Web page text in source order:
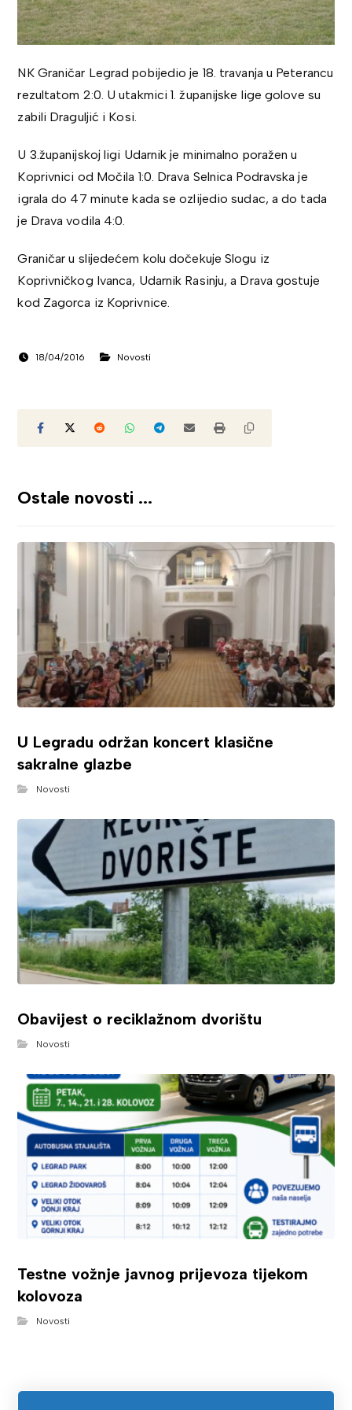
NK Graničar Legrad pobijedio je 18. travanja u Peterancu
rezultatom 2:0. U utakmici 1. županijske lige golove su
zabili Draguljić i Kosi.
U 3.županijskoj ligi Udarnik je minimalno poražen u
Koprivnici od Močila 1:0. Drava Selnica Podravska je
igrala do 47 minute kada se ozlijedio sudac, a do tada
je Drava vodila 4:0.
Graničar u slijedećem kolu dočekuje Slogu iz
Koprivničkog Ivanca, Udarnik Rasinju, a Drava gostuje
kod Zagorca iz Koprivnice.
18/04/2016 Novosti
Ostale novosti ...
U Legradu održan koncert klasične
sakralne glazbe
Novosti
Obavijest o reciklažnom dvorištu
Novosti
Testne vožnje javnog prijevoza tijekom
kolovoza
Novosti